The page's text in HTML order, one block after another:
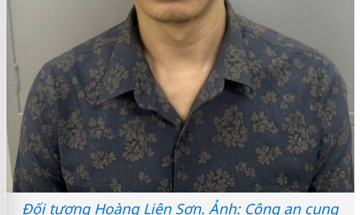
Đối tượng Hoàng Liên Sơn. Ảnh: Công an cung